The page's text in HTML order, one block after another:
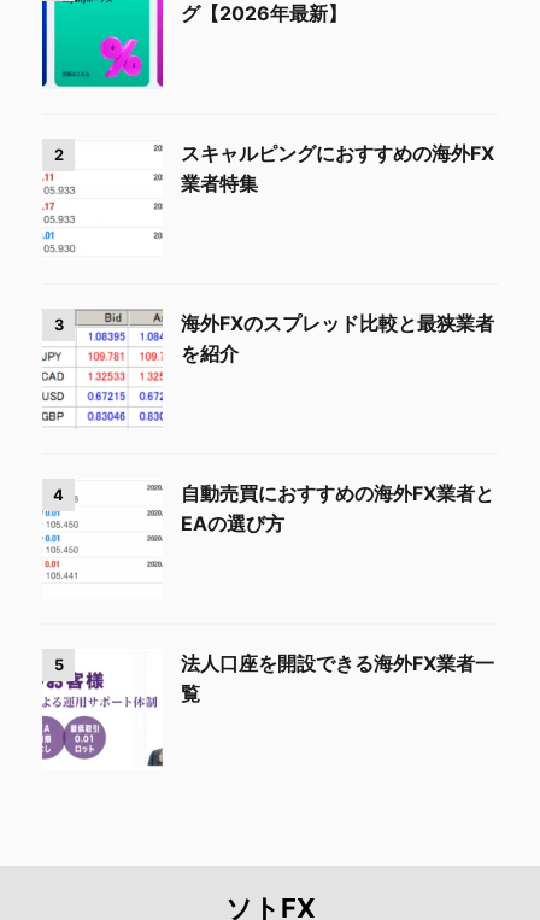
グ【2026年最新】
2
スキャルピングにおすすめの海外FX
業者特集
3
海外FXのスプレッド比較と最狭業者
を紹介
4
自動売買におすすめの海外FX業者と
EAの選び方
5
法人口座を開設できる海外FX業者一
覧
ソトFX